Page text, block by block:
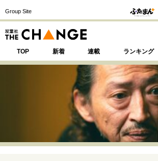
Group Site
TOP 新着 連載 ランキング
注目の記事テーマで探す